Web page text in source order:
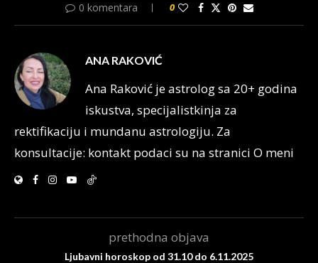
0 komentara 0
ANA RAKOVIĆ
Ana Raković je astrolog sa 20+ godina
iskustva, specijalistkinja za
rektifikaciju i mundanu astrologiju. Za
konsultacije: kontakt podaci su na stranici O meni
prethodna objava
Ljubavni horoskop od 31.10 do 6.11.2025